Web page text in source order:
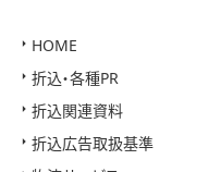
HOME
折込・各種PR
折込関連資料
折込広告取扱基準